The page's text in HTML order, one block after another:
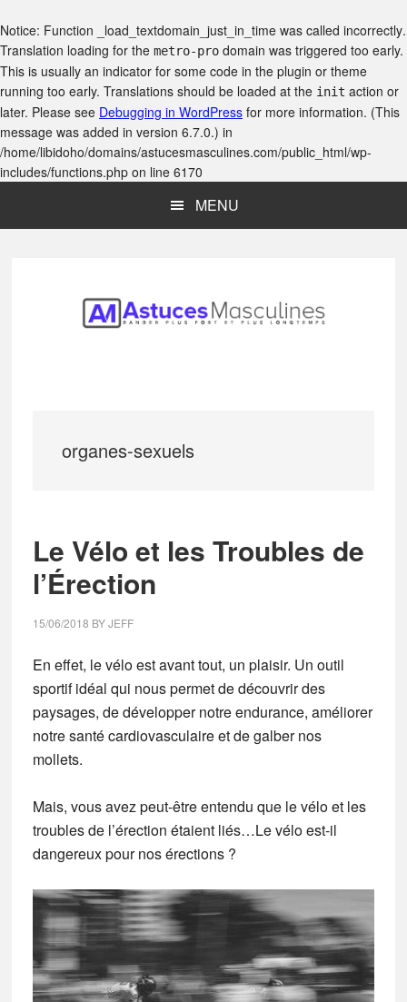
Notice: Function _load_textdomain_just_in_time was called incorrectly.
Translation loading for the metro-pro domain was triggered too early.
This is usually an indicator for some code in the plugin or theme
running too early. Translations should be loaded at the init action or
later. Please see Debugging in WordPress for more information. (This
message was added in version 6.7.0.) in
/home/libidoho/domains/astucesmasculines.com/public_html/wp-
includes/functions.php on line 6170
MENU
organes-sexuels
Le Vélo et les Troubles de
l’Érection
15/06/2018 BYJEFF
En effet, le vélo est avant tout, un plaisir. Un outil
sportif idéal qui nous permet de découvrir des
paysages, de développer notre endurance, améliorer
notre santé cardiovasculaire et de galber nos
mollets.
Mais, vous avez peut-être entendu que le vélo et les
troubles de l’érection étaient liés…Le vélo est-il
dangereux pour nos érections ?